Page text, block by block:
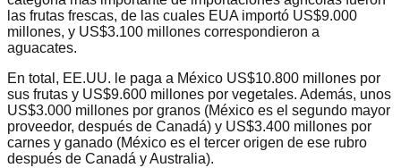
las frutas frescas, de las cuales EUA importó US$9.000
millones, y US$3.100 millones correspondieron a
aguacates.
En total, EE.UU. le paga a México US$10.800 millones por
sus frutas y US$9.600 millones por vegetales. Además, unos
US$3.000 millones por granos (México es el segundo mayor
proveedor, después de Canadá) y US$3.400 millones por
carnes y ganado (México es el tercer origen de ese rubro
después de Canadá y Australia).